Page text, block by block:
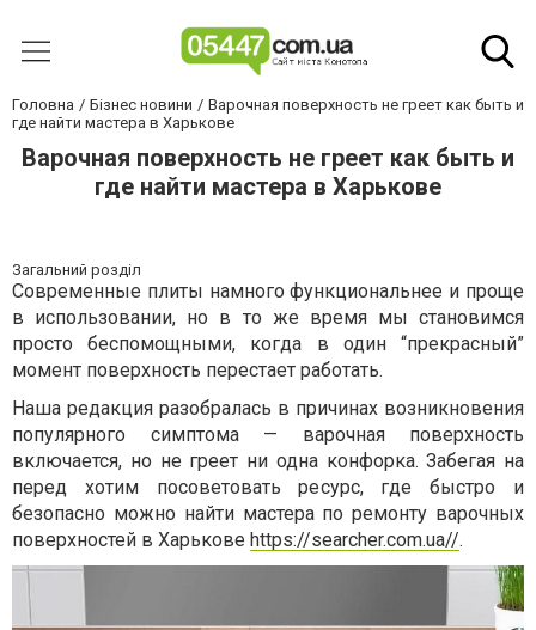
Головна Бізнес новини
Варочная поверхность не греет как быть и
где найти мастера в Харькове
Варочная поверхность не греет как быть и
где найти мастера в Харькове
Загальний розділ
Современные плиты намного функциональнее и проще
в использовании, но в то же время мы становимся
просто беспомощными, когда в один “прекрасный”
момент поверхность перестает работать.
Наша редакция разобралась в причинах возникновения
популярного симптома — варочная поверхность
включается, но не греет ни одна конфорка. Забегая на
перед хотим посоветовать ресурс, где быстро и
безопасно можно найти мастера по ремонту варочных
поверхностей в Харькове https://searcher.com.ua//.